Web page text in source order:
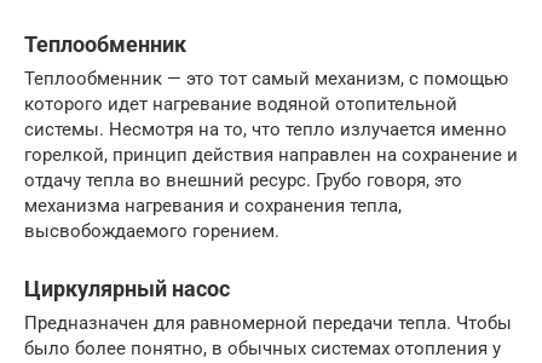
Теплообменник
Теплообменник — это тот самый механизм, с помощью
которого идет нагревание водяной отопительной
системы. Несмотря на то, что тепло излучается именно
горелкой, принцип действия направлен на сохранение и
отдачу тепла во внешний ресурс. Грубо говоря, это
механизма нагревания и сохранения тепла,
высвобождаемого горением.
Циркулярный насос
Предназначен для равномерной передачи тепла. Чтобы
было более понятно, в обычных системах отопления у